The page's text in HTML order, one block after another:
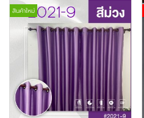
สินค้าใหม่